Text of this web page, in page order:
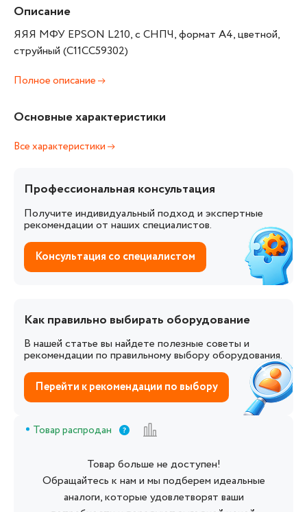
Описание
ЯЯЯ МФУ EPSON L210, с СНПЧ, формат А4, цветной,
струйный (C11CC59302)
Полное описание
Основные характеристики
Все характеристики
Профессиональная консультация
Получите индивидуальный подход и экспертные
рекомендации от наших специалистов.
Консультация со специалистом
Как правильно выбирать оборудование
В нашей статье вы найдете полезные советы и
рекомендации по правильному выбору оборудования.
Перейти к рекомендации по выбору
Товар распродан
Товар больше не доступен!
Обращайтесь к нам и мы подберем идеальные
аналоги, которые удовлетворят ваши